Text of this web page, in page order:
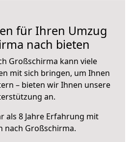
für Ihren Umzug
nach bieten
Großschirma kann viele
mit sich bringen, um Ihnen
– bieten wir Ihnen unsere
an.
als 8 Jahre Erfahrung mit
nach Großschirma.